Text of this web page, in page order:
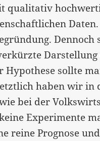
qualitativ
Dennoch
sollte
haben wir in
bei der
Experimente
reine Prognose